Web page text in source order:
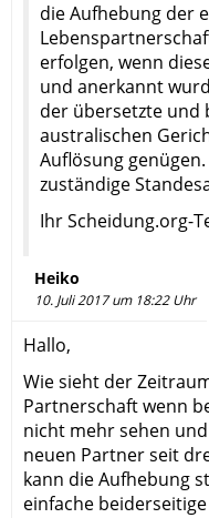
die Aufhebung der
erfolgen, wenn
und anerkannt
der übersetzte und
australischen
Auflösung
zuständige
Ihr Scheidung.org-
Heiko
10. Juli 2017 um 18:22 Uhr
Hallo,
Wie sieht der
Partnerschaft wenn
nicht mehr sehen
neuen Partner seit
kann die Aufhebung
einfache